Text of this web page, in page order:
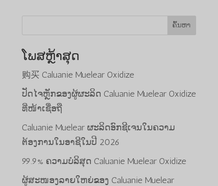
$3,000.00.
ຄົ້ນຫາ
ໂພສຫຼ້າສຸດ
购买 Caluanie Muelear Oxidize
ປັດໄຈຫຼັກຂອງຜູ້ຜະລິດ Caluanie Muelear Oxidize
ທີ່ໜ້າເຊື່ອຖື
Caluanie Muelear ຜະລິດອົກຊີເຈນໃນຄວາມ
ຕ້ອງການໃນອາຊີໃນປີ 2026
99.9% ຄວາມບໍລິສຸດ Caluanie Muelear Oxidize
ຜູ້ສະໜອງລາຍໃຫຍ່ຂອງ Caluanie Muelear